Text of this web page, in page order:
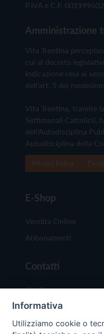
P.IVA e C.F.
Amministrazione
Vita Trentina
cui al decreto
Indicazione resa ai
dell'art. 5 del
Vita Trentina, tramite
Settimanali Cattolici),
dell'Autodisciplina
Autodisciplina della
E-Shop
Vendita Online
Abbonamenti
Contatti
Chi Siamo
Redazione
Scrivici
Informativa
Utilizziamo cookie o